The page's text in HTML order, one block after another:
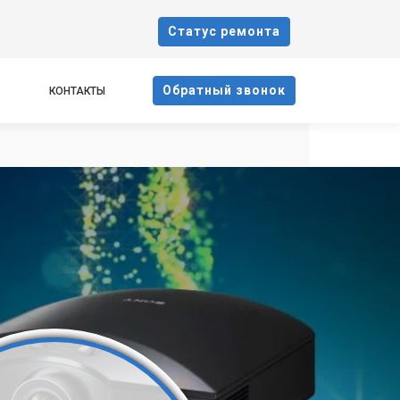
Cтатус ремонта
КОНТАКТЫ Oбратный звонок